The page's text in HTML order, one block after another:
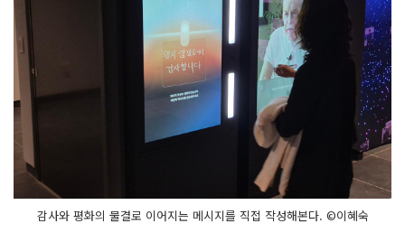
감사와 평화의 물결로 이어지는 메시지를 직접 작성해본다. ©이혜숙